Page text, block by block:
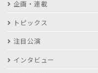
企画・連載
トピックス
注目公演
インタビュー